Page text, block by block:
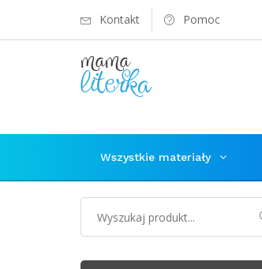
Kontakt Pomoc
Wszystkie materiały